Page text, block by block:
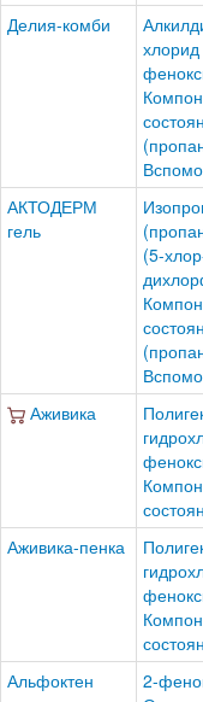
Делия-комби
АКТОДЕРМ
гель
(5-
Аживика
Аживика-пенка
Альфоктен
2-